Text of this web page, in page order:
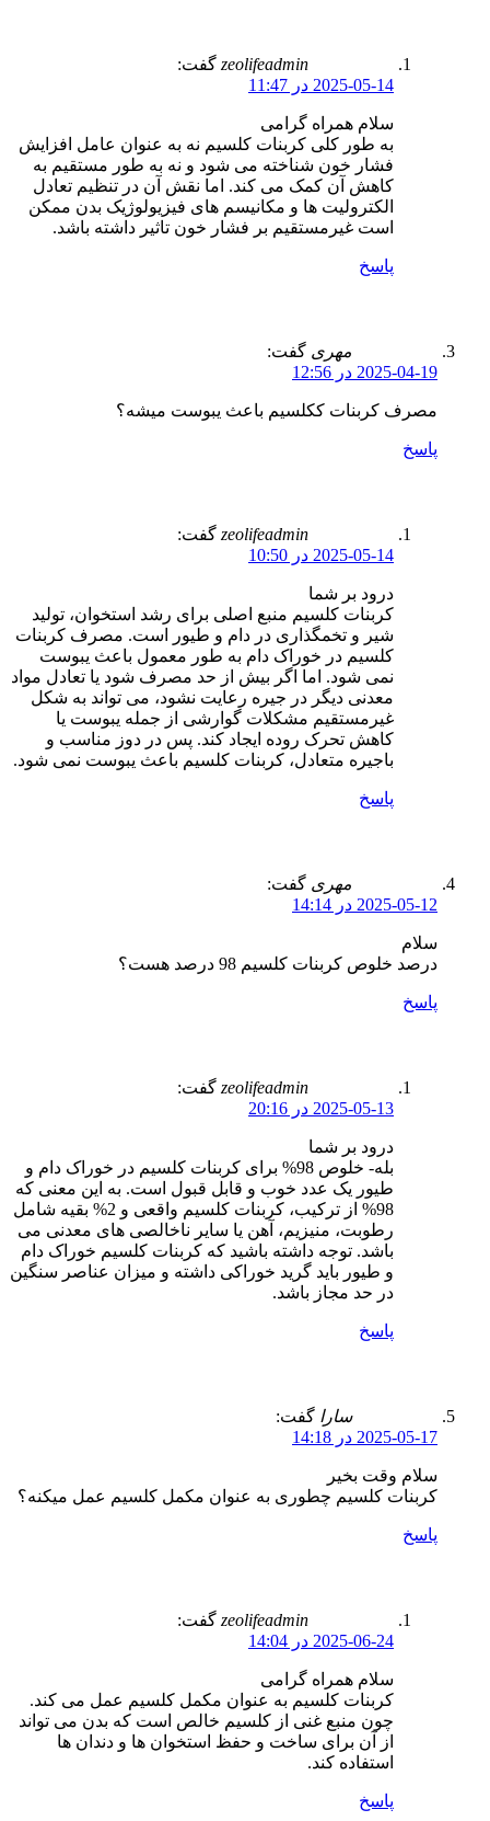
zeolifeadmin گفت:
2025-05-14 در 11:47
سلام همراه گرامی
به طور کلی کربنات کلسیم نه به عنوان عامل افزایش
فشار خون شناخته می شود و نه به طور مستقیم به
کاهش آن کمک می کند. اما نقش آن در تنظیم تعادل
الکترولیت ها و مکانیسم های فیزیولوژیک بدن ممکن
است غیرمستقیم بر فشار خون تاثیر داشته باشد.
پاسخ
مهری گفت:
2025-04-19 در 12:56
مصرف کربنات ککلسیم باعث یبوست میشه؟
پاسخ
zeolifeadmin گفت:
2025-05-14 در 10:50
درود بر شما
کربنات کلسیم منبع اصلی برای رشد استخوان، تولید
شیر و تخمگذاری در دام و طیور است. مصرف کربنات
کلسیم در خوراک دام به طور معمول باعث یبوست
نمی شود. اما اگر بیش از حد مصرف شود یا تعادل مواد
معدنی دیگر در جیره رعایت نشود، می تواند به شکل
غیرمستقیم مشکلات گوارشی از جمله یبوست یا
کاهش تحرک روده ایجاد کند. پس در دوز مناسب و
باجیره متعادل، کربنات کلسیم باعث یبوست نمی شود.
پاسخ
مهری گفت:
2025-05-12 در 14:14
سلام
درصد خلوص کربنات کلسیم 98 درصد هست؟
پاسخ
zeolifeadmin گفت:
2025-05-13 در 20:16
درود بر شما
بله- خلوص 98% برای کربنات کلسیم در خوراک دام و
طیور یک عدد خوب و قابل قبول است. به این معنی که
98% از ترکیب، کربنات کلسیم واقعی و 2% بقیه شامل
رطوبت، منیزیم، آهن یا سایر ناخالصی های معدنی می
باشد. توجه داشته باشید که کربنات کلسیم خوراک دام
و طیور باید گرید خوراکی داشته و میزان عناصر سنگین
در حد مجاز باشد.
پاسخ
سارا گفت:
2025-05-17 در 14:18
سلام وقت بخیر
کربنات کلسیم چطوری به عنوان مکمل کلسیم عمل میکنه؟
پاسخ
zeolifeadmin گفت:
2025-06-24 در 14:04
سلام همراه گرامی
کربنات کلسیم به عنوان مکمل کلسیم عمل می کند.
چون منبع غنی از کلسیم خالص است که بدن می تواند
از آن برای ساخت و حفظ استخوان ها و دندان ها
استفاده کند.
پاسخ